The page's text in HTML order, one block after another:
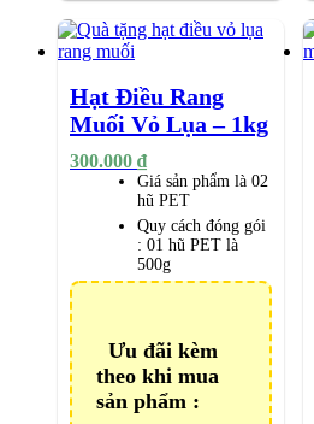
Hạt Điều Rang
Muối Vỏ Lụa – 1kg
300.000 ₫
Giá sản phẩm là 02
hũ PET
Quy cách đóng gói
: 01 hũ PET là
500g
Ưu đãi kèm
theo khi mua
sản phẩm :